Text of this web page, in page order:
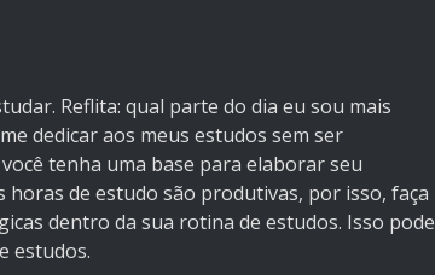
Reflita: qual parte do dia eu sou mais
dedicar aos meus estudos sem ser
tenha uma base para elaborar seu
de estudo são produtivas, por isso, faça
dentro da sua rotina de estudos. Isso pode
estudos.